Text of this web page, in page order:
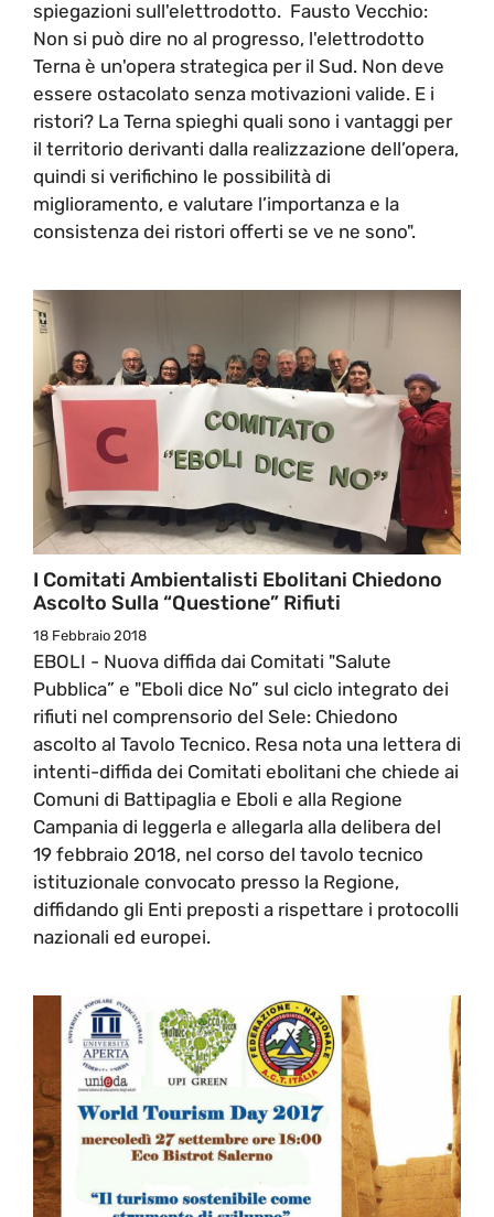
spiegazioni sull'elettrodotto. Fausto Vecchio:
Non si può dire no al progresso, l'elettrodotto
Terna è un'opera strategica per il Sud. Non deve
essere ostacolato senza motivazioni valide. E i
ristori? La Terna spieghi quali sono i vantaggi per
il territorio derivanti dalla realizzazione dell’opera,
quindi si verifichino le possibilità di
miglioramento, e valutare l’importanza e la
consistenza dei ristori offerti se ve ne sono".
I Comitati Ambientalisti Ebolitani Chiedono
Ascolto Sulla “questione” Rifiuti
18 Febbraio 2018
EBOLI - Nuova diffida dai Comitati "Salute
Pubblica” e "Eboli dice No” sul ciclo integrato dei
rifiuti nel comprensorio del Sele: Chiedono
ascolto al Tavolo Tecnico. Resa nota una lettera di
intenti-diffida dei Comitati ebolitani che chiede ai
Comuni di Battipaglia e Eboli e alla Regione
Campania di leggerla e allegarla alla delibera del
19 febbraio 2018, nel corso del tavolo tecnico
istituzionale convocato presso la Regione,
diffidando gli Enti preposti a rispettare i protocolli
nazionali ed europei.